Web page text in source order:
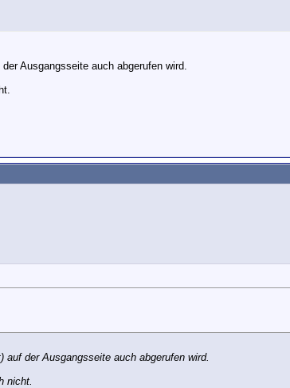
Ausgangsseite auch abgerufen wird.
auf der Ausgangsseite auch abgerufen wird.
nicht.